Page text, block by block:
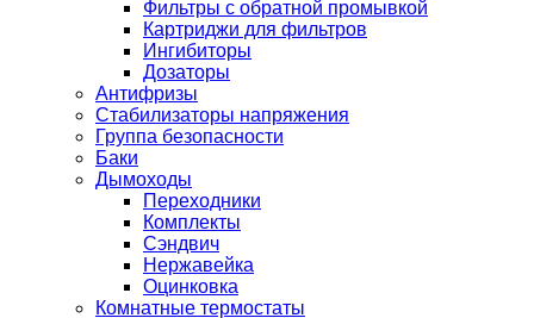
Фильтры с обратной промывкой
Картриджи для фильтров
Ингибиторы
Дозаторы
Антифризы
Стабилизаторы напряжения
Группа безопасности
Баки
Дымоходы
Переходники
Комплекты
Сэндвич
Нержавейка
Оцинковка
Комнатные термостаты